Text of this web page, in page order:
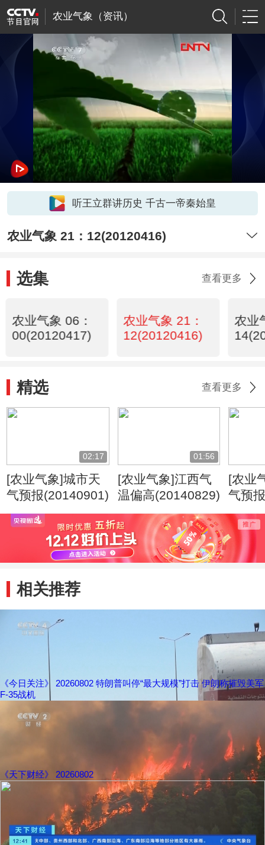
农业气象（资讯）
听王立群讲历史 千古一帝秦始皇
农业气象 21：12(20120416)
选集 查看更多
农业气象 06：
00(20120417)
农业气象 21：
12(20120416)
农业
精选 查看更多
02:17
[农业气象]城市天
气预报(20140901)
01:56
[农业气象]江西气
温偏高(20140829)
[农业
气预
相关推荐
《今日关注》 20260802 特朗普叫停“最大规模”打击 伊朗称摧毁美军
F-35战机
《天下财经》 20260802